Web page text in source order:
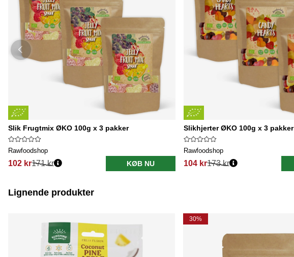
Slik Frugtmix ØKO 100g x 3 pakker
Rawfoodshop
102 kr171 kr KØB NU
Slikhjerter ØKO 100g x 3 pakker
Rawfoodshop
104 kr173 kr
Lignende produkter
30%